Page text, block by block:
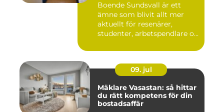
Boende Sundsvall är ett
ämne som blivit allt mer
aktuellt för resenärer,
studenter, arbetspendlare o...
09. jul
Mäklare Vasastan: så hittar
du rätt kompetens för din
bostadsaffär